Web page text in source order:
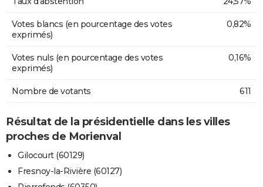
Votes blancs (en pourcentage des votes
exprimés)
0,82%
Votes nuls (en pourcentage des votes
exprimés)
0,16%
Nombre de votants 611
Résultat de la présidentielle dans les villes
proches de Morienval
Gilocourt (60129)
Fresnoy-la-Rivière (60127)